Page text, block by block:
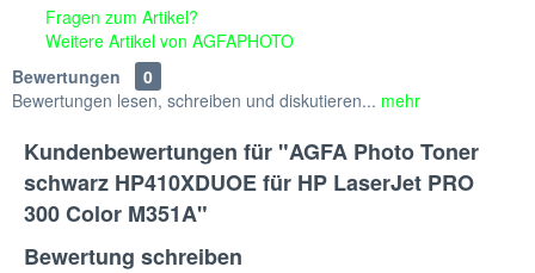
Fragen zum Artikel?
Weitere Artikel von AGFAPHOTO
Bewertungen
0
Bewertungen lesen, schreiben und diskutieren... mehr
Kundenbewertungen für "AGFA Photo Toner
schwarz HP410XDUOE für HP LaserJet PRO
300 Color M351A"
Bewertung schreiben